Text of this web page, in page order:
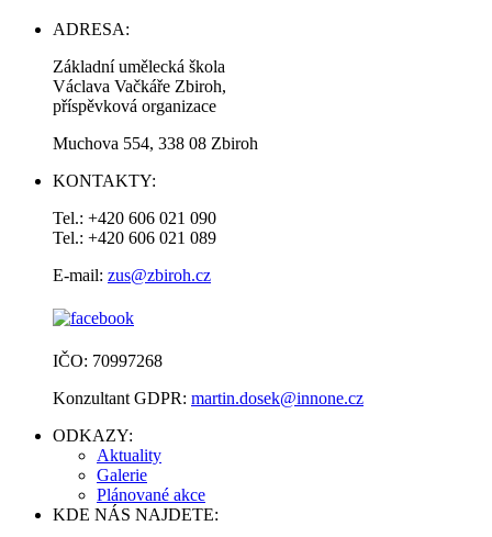
ADRESA:
Základní umělecká škola
Václava Vačkáře Zbiroh,
příspěvková organizace
Muchova 554, 338 08 Zbiroh
KONTAKTY:
Tel.: +420 606 021 090
Tel.: +420 606 021 089
E-mail: zus@zbiroh.cz
IČO: 70997268
Konzultant GDPR: martin.dosek@innone.cz
ODKAZY:
Aktuality
Galerie
Plánované akce
KDE NÁS NAJDETE: